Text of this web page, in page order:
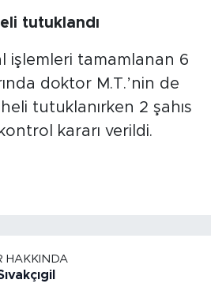
tutuklandı
işlemleri tamamlanan 6
doktor M.T.’nin de
tutuklanırken 2 şahıs
kararı verildi.
HAKKINDA